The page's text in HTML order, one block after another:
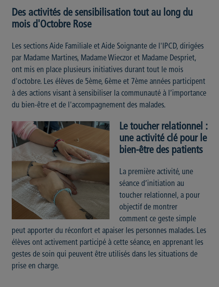
Des activités de sensibilisation tout au long du
mois d'Octobre Rose
Les sections Aide Familiale et Aide Soignante de l'IPCD, dirigées
par Madame Martines, Madame Wieczor et Madame Despriet,
ont mis en place plusieurs initiatives durant tout le mois
d'octobre. Les élèves de 5ème, 6ème et 7ème années participent
à des actions visant à sensibiliser la communauté à l’importance
du bien-être et de l'accompagnement des malades.
Le toucher relationnel :
une activité clé pour le
bien-être des patients
La première activité, une
séance d’initiation au
toucher relationnel, a pour
objectif de montrer
comment ce geste simple
peut apporter du réconfort et apaiser les personnes malades. Les
élèves ont activement participé à cette séance, en apprenant les
gestes de soin qui peuvent être utilisés dans les situations de
prise en charge.